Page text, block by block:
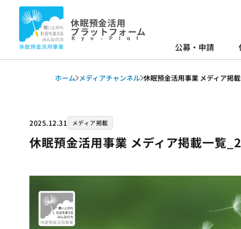
休眠預金活用
プラットフォーム
Kyu-Plat
公募・申請
ホーム メディアチャンネル 休眠預金活用事業 メディア掲
2025.12.31 メディア掲載
休眠預金活用事業 メディア掲載一覧